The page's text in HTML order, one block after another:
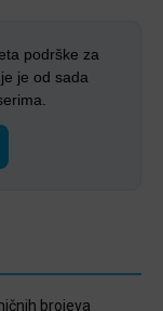
podrške za
je od sada
brojeva